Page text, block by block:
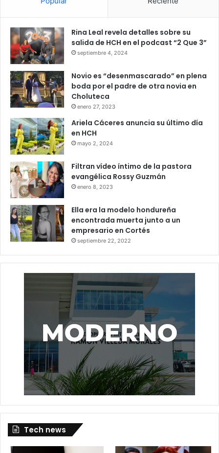
Rina Leal revela detalles sobre su
salida de HCH en el podcast “2 Que 3”
septiembre 4, 2024
Novio es “desenmascarado” en plena
boda por el padre de otra novia en
Choluteca
enero 27, 2023
Ariela Cáceres anuncia su último día
en HCH
mayo 2, 2024
Filtran vídeo íntimo de la pastora
evangélica Rossy Guzmán
enero 8, 2023
Ella era la modelo hondureña
encontrada muerta junto a un
empresario en Cortés
septiembre 22, 2022
Tech news